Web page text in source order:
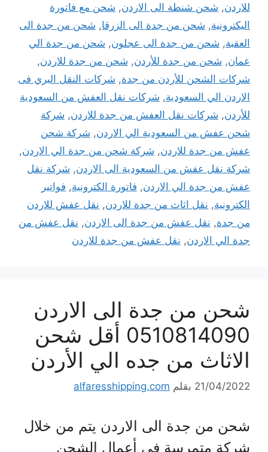
للاردن, شحن شنطة الى الاردن, شحن مع فاتورة
اليكترونية, شحن من جدة الى الزرقا, شحن من جدة الى
العقبة, شحن من جدة الى عجلون, شحن من جدة الي
عمان, شحن من جدة للأردن, شحن من جدة للاردن,
شركات الشحن للأردن من جدة, شركات النقل البري فى
الاردن الي السعودية, شركات نقل العفش من السعودية
للأردن, شركات نقل العفش من جدة للاردن, شركة
شحن عفش من السعودية الي الاردن, شركة شحن
عفش من جدة للاردن, شركة شحن من جدة الي الاردن,
شركة نقل عفش من السعودية الى الاردن, شركة نقل
عفش من جدة الي الاردن, فاتورة الكترونية, فواتير
الكترونية, نقل اثاث من جدة للاردن, نقل عفش للاردن
من جدة, نقل عفش من جدة الى الاردن, نقل عفش من
جدة الي الاردن, نقل عفش من جدة للاردن
شحن من جدة الى الاردن
0510814090 أقل شحن
الاثاث من جده الي الأردن
21/04/2022 بقلم alfaresshipping.com
شحن من جدة الى الاردن يتم من خلال
شركة متمرسة في أعمال الشحن